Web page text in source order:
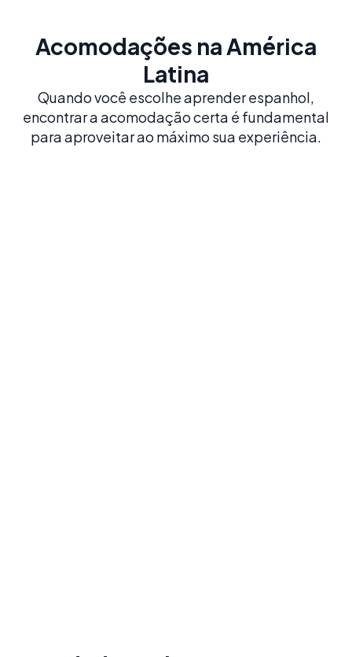
Acomodações na América
Latina
Quando você escolhe aprender espanhol,
encontrar a acomodação certa é fundamental
para aproveitar ao máximo sua experiência.